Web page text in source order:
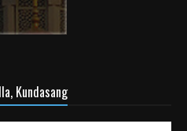
Kundasang